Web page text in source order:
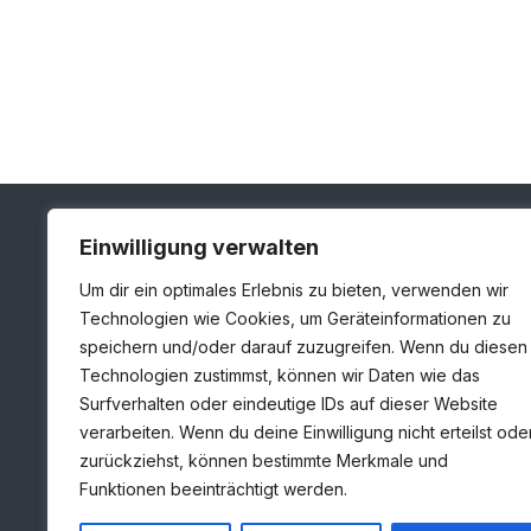
Einwilligung verwalten
Um dir ein optimales Erlebnis zu bieten, verwenden wir
Technologien wie Cookies, um Geräteinformationen zu
speichern und/oder darauf zuzugreifen. Wenn du diesen
Technologien zustimmst, können wir Daten wie das
Surfverhalten oder eindeutige IDs auf dieser Website
verarbeiten. Wenn du deine Einwilligung nicht erteilst
zurückziehst, können bestimmte Merkmale und
Funktionen beeinträchtigt werden.
Adresse
Londoner Straße 1, 48455 Bad Bentheim
+49 5924 7859930
info@huiskamp-infra.de